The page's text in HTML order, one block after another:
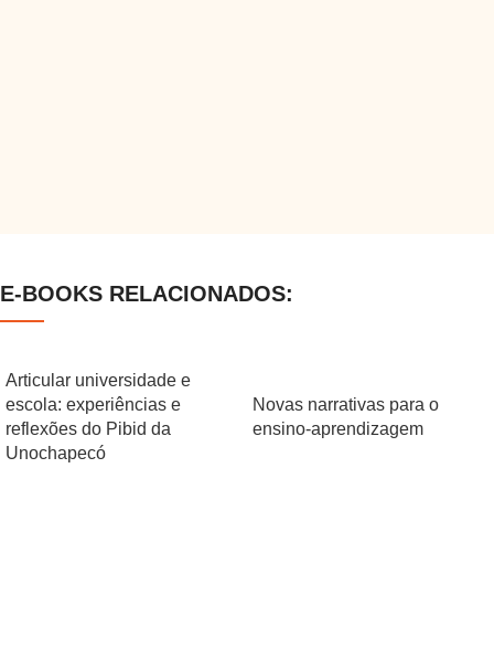
E-BOOKS RELACIONADOS:
Articular universidade e
escola: experiências e
reflexões do Pibid da
Unochapecó
Novas narrativas para o
ensino-aprendizagem